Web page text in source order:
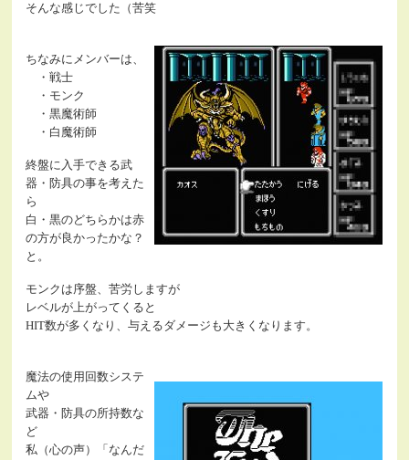
そんな感じでした（苦笑
ちなみにメンバーは、
・戦士
・モンク
・黒魔術師
・白魔術師
終盤に入手できる武
器・防具の事を考えた
ら
白・黒のどちらかは赤
の方が良かったかな？
と。
モンクは序盤、苦労しますが
レベルが上がってくると
HIT数が多くなり、与えるダメージも大きくなります。
魔法の使用回数システ
ムや
武器・防具の所持数な
ど
私（心の声）「なんだ